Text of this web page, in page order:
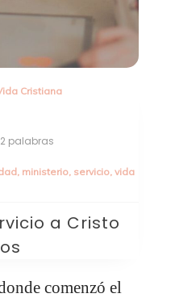
Cristiana
palabras
, ministerio, servicio, vida
a Cristo
comenzó el